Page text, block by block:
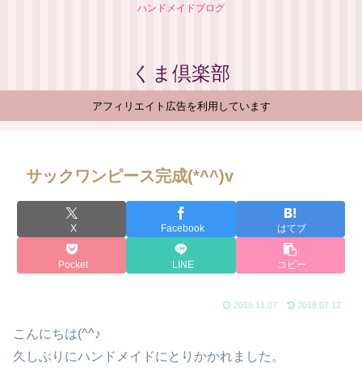
ハンドメイドブログ
くま倶楽部
アフィリエイト広告を利用しています
サックワンピース完成(*^^)v
X Facebook はてブ
Pocket LINE コピー
2016.11.07 2018.07.12
こんにちは(^^♪
久しぶりにハンドメイドにとりかかれました。